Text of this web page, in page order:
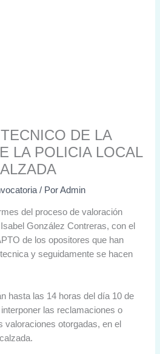
DE LA
LA POLICIA LOCAL
/ PorAdmin
del proceso de valoración
González Contreras, con el
de los opositores que han
y seguidamente se hacen
hasta las 14 horas del día 10 de
las reclamaciones o
valoraciones otorgadas, en el